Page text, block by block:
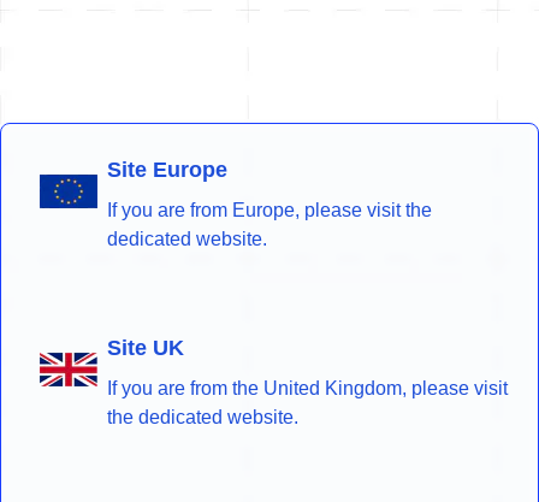
Site Europe
If you are from Europe, please visit the
dedicated website.
Site UK
If you are from the United Kingdom, please visit
the dedicated website.